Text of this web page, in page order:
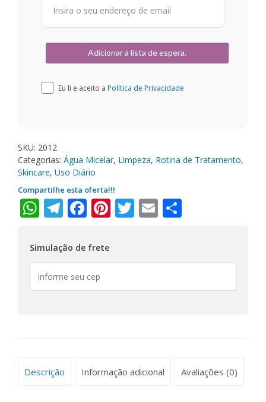
Eu li e aceito a Política de Privacidade
SKU: 2012
Categorias: Água Micelar, Limpeza, Rotina de Tratamento,
Skincare, Uso Diário
Compartilhe esta oferta!!!
WhatsApp
Telegram
Facebook
Pinterest
Twitter
Email
Simulação de frete
Descrição Informação adicional Avaliações (0)